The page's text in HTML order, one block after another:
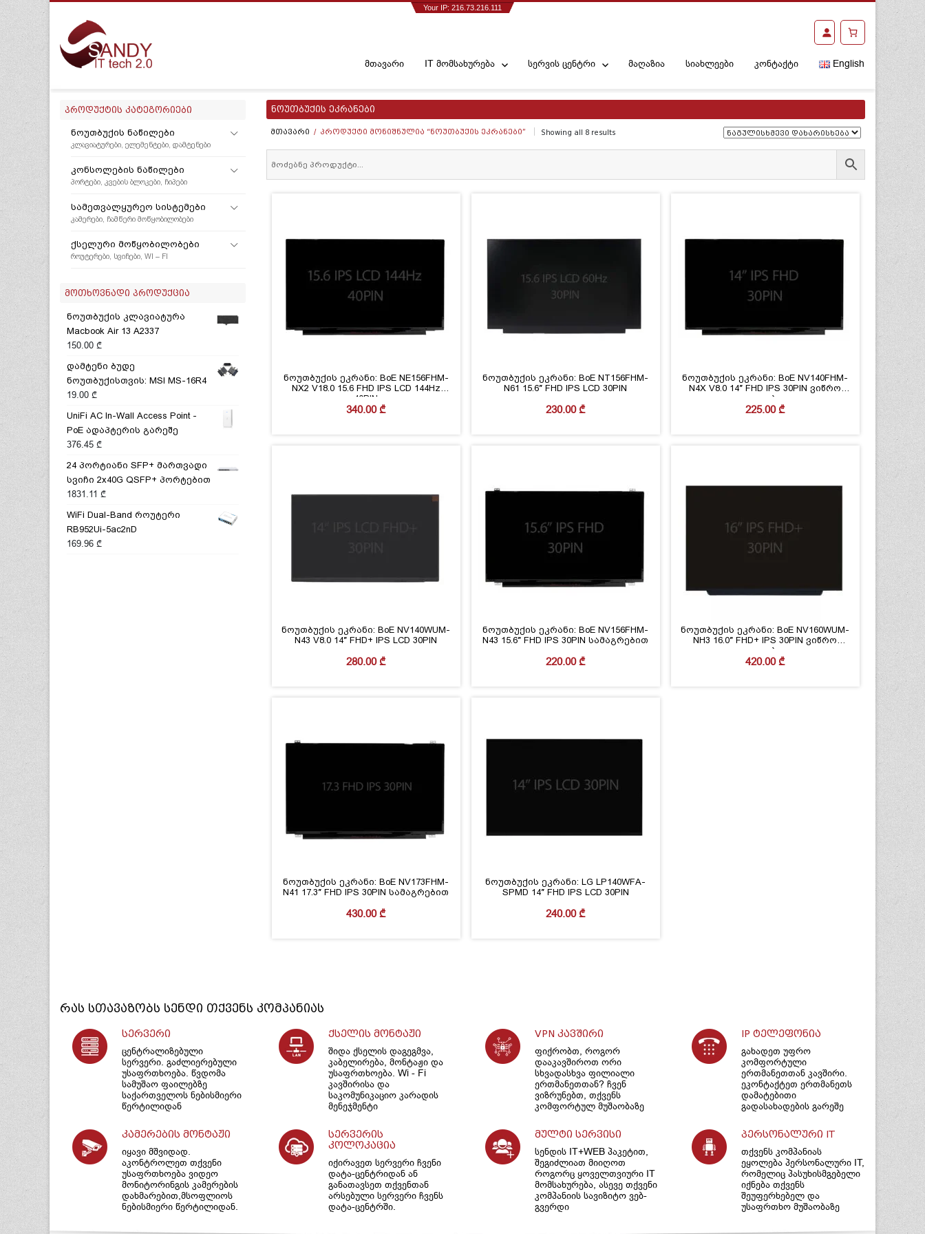
Your IP: 216.73.216.111
მთავარი IT მომსახურება სერვის ცენტრი მაღაზია სიახლეები კონტაქტი English
ᲞᲠᲝᲓᲣᲥᲢᲘᲡ ᲙᲐᲢᲔᲒᲝᲠᲘᲔᲑᲘ
ᲜᲝᲣᲗᲑᲣᲥᲘᲡ ᲜᲐᲬᲘᲚᲔᲑᲘ
ᲙᲚᲐᲕᲘᲐᲢᲣᲠᲔᲑᲘ, ᲔᲚᲔᲛᲔᲜᲢᲔᲑᲘ, ᲓᲐᲛᲢᲔᲜᲔᲑᲘ
ᲙᲝᲜᲡᲝᲚᲔᲑᲘᲡ ᲜᲐᲬᲘᲚᲔᲑᲘ
ᲞᲝᲠᲢᲔᲑᲘ, ᲙᲕᲔᲑᲘᲡ ᲑᲚᲝᲙᲔᲑᲘ, ᲩᲘᲞᲔᲑᲘ
ᲡᲐᲛᲔᲗᲕᲐᲚᲧᲣᲠᲔᲝ ᲡᲘᲡᲢᲔᲛᲔᲑᲘ
ᲙᲐᲛᲔᲠᲔᲑᲘ, ᲩᲐᲛᲬᲔᲠᲘ ᲛᲝᲬᲧᲝᲑᲘᲚᲝᲑᲔᲑᲘ
ᲥᲡᲔᲚᲣᲠᲘ ᲛᲝᲬᲧᲝᲑᲘᲚᲝᲑᲔᲑᲘ
ᲠᲝᲣᲢᲔᲠᲔᲑᲘ, ᲡᲕᲘᲩᲔᲑᲘ, WI – FI
ᲛᲝᲗᲮᲝᲕᲜᲐᲓᲘ ᲞᲠᲝᲓᲣᲥᲪᲘᲐ
ნოუთბუქის კლავიატურა
Macbook Air 13 A2337
150.00 ₾
დამტენი ბუდე
ნოუთბუქისთვის: MSI MS-16R4
19.00 ₾
UniFi AC In-Wall Access Point -
PoE ადაპტერის გარეშე
376.45 ₾
24 პორტიანი SFP+ მართვადი
სვიჩი 2x40G QSFP+ პორტებით
1831.11 ₾
WiFi Dual-Band როუტერი
RB952Ui-5ac2nD
169.96 ₾
ნოუთბუქის ეკრანები
ᲛᲗᲐᲕᲐᲠᲘ / ᲞᲠᲝᲓᲣᲥᲢᲘ ᲛᲝᲜᲘᲨᲜᲣᲚᲘᲐ “ᲜᲝᲣᲗᲑᲣᲥᲘᲡ ᲔᲙᲠᲐᲜᲔᲑᲘ” Showing all 8 results
ნოუთბუქის ეკრანი: BoE NE156FHM-
NX2 V18.0 15.6 FHD IPS LCD 144Hz
40PIN
340.00₾
ნოუთბუქის ეკრანი: BoE NT156FHM-
N61 15.6″ FHD IPS LCD 30PIN
230.00₾
ნოუთბუქის ეკრანი: BoE NV140FHM-
N4X V8.0 14″ FHD IPS 30PIN ვიწრო
კიდეებით
225.00₾
ნოუთბუქის ეკრანი: BoE NV140WUM-
N43 V8.0 14″ FHD+ IPS LCD 30PIN
280.00₾
ნოუთბუქის ეკრანი: BoE NV156FHM-
N43 15.6″ FHD IPS 30PIN სამაგრებით
220.00₾
ნოუთბუქის ეკრანი: BoE NV160WUM-
NH3 16.0″ FHD+ IPS 30PIN ვიწრო
კიდეებით
420.00₾
ნოუთბუქის ეკრანი: BoE NV173FHM-
N41 17.3″ FHD IPS 30PIN სამაგრებით
430.00₾
ნოუთბუქის ეკრანი: LG LP140WFA-
SPMD 14″ FHD IPS LCD 30PIN
240.00₾
რას სთავაზობს სენდი თქვენს კომპანიას
სერვერი
ცენტრალიზებული
სერვერი. გაძლიერებული
უსაფრთხოება. წვდომა
სამუშაო ფაილებზე
საქართველოს ნებისმიერი
წერტილიდან
ქსელის მონტაჟი
შიდა ქსელის დაგეგმვა,
კაბელირება, მონტაჟი და
უსაფრთხოება. Wi - Fi
კავშირისა და
საკომუნიკაციო კარადის
მენეჯმენტი
VPN კავშირი
ფიქრობთ, როგორ
დააკავშიროთ ორი
სხვადასხვა ფილიალი
ერთმანეთთან? ჩვენ
ვიზრუნებთ, თქვენს
კომფორტულ მუშაობაზე
IP ტელეფონია
გახადეთ უფრო
კომფორტული
ერთმანეთთან კავშირი.
ეკონტაქტეთ ერთმანეთს
დამატებითი
გადასახადების გარეშე
კამერების მონტაჟი
იყავი მშვიდად.
აკონტროლეთ თქვენი
უსაფრთხოება ვიდეო
მონიტორინგის კამერების
დახმარებით,მსოფლიოს
ნებისმიერი წერტილიდან.
სერვერის
კოლოკაცია
იქირავეთ სერვერი ჩვენი
დატა-ცენტრიდან ან
განათავსეთ თქვენთან
არსებული სერვერი ჩვენს
დატა-ცენტრში.
მულტი სერვისი
სენდის IT+WEB პაკეტით,
შეგიძლიათ მიიღოთ
როგორც ყოველთვიური IT
მომსახურება, ასევე თქვენი
კომპანიის სავიზიტო ვებ-
გვერდი
პერსონალური IT
თქვენს კომპანიას
ეყოლება პერსონალური IT,
რომელიც პასუხისმგებელი
იქნება თქვენს
შეუფერხებელ და
უსაფრთხო მუშაობაზე